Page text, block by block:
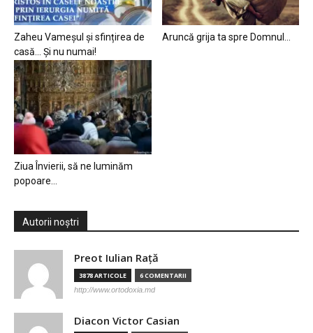
Zaheu Vameșul și sfințirea de
casă… Și nu numai!
Aruncă grija ta spre Domnul…
Ziua Învierii, să ne luminăm
popoare…
Autorii noștri
Preot Iulian Raţă
3878 ARTICOLE 6 COMENTARII
http://www.ortodoxia.md
Diacon Victor Casian